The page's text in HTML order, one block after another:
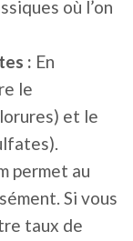
où l’on
: En
le
et le
permet au
Si vous
taux de